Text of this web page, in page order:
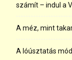
számít – indul a
A méz, mint
A lóúsztatás